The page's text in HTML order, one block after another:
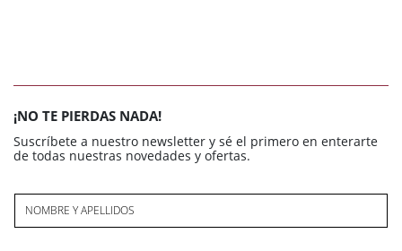
¡NO TE PIERDAS NADA!
Suscríbete a nuestro newsletter y sé el primero en enterarte
de todas nuestras novedades y ofertas.
NOMBRE Y APELLIDOS